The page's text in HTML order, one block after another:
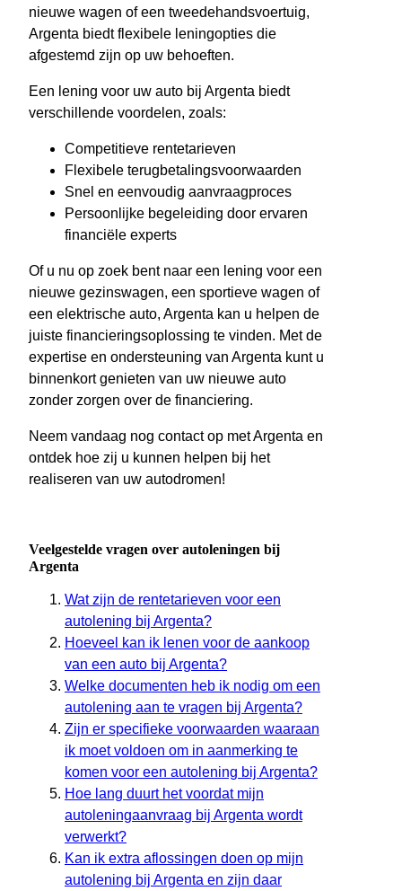
nieuwe wagen of een tweedehandsvoertuig,
Argenta biedt flexibele leningopties die
afgestemd zijn op uw behoeften.
Een lening voor uw auto bij Argenta biedt
verschillende voordelen, zoals:
Competitieve rentetarieven
Flexibele terugbetalingsvoorwaarden
Snel en eenvoudig aanvraagproces
Persoonlijke begeleiding door ervaren
financiële experts
Of u nu op zoek bent naar een lening voor een
nieuwe gezinswagen, een sportieve wagen of
een elektrische auto, Argenta kan u helpen de
juiste financieringsoplossing te vinden. Met de
expertise en ondersteuning van Argenta kunt u
binnenkort genieten van uw nieuwe auto
zonder zorgen over de financiering.
Neem vandaag nog contact op met Argenta en
ontdek hoe zij u kunnen helpen bij het
realiseren van uw autodromen!
Veelgestelde vragen over autoleningen bij
Argenta
Wat zijn de rentetarieven voor een
autolening bij Argenta?
Hoeveel kan ik lenen voor de aankoop
van een auto bij Argenta?
Welke documenten heb ik nodig om een
autolening aan te vragen bij Argenta?
Zijn er specifieke voorwaarden waaraan
ik moet voldoen om in aanmerking te
komen voor een autolening bij Argenta?
Hoe lang duurt het voordat mijn
autoleningaanvraag bij Argenta wordt
verwerkt?
Kan ik extra aflossingen doen op mijn
autolening bij Argenta en zijn daar